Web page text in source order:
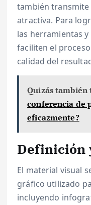
también transmite
atractiva. Para
las herramientas
faciliten el
calidad del
Quizás también
conferencia de
eficazmente?
Definición
El material visual
gráfico utilizado
incluyendo